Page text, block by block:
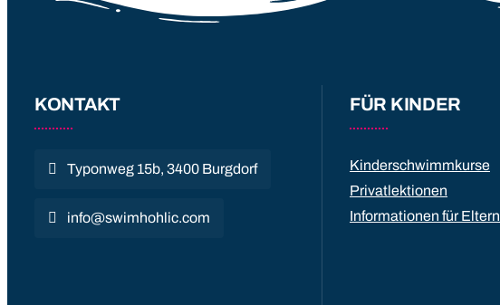
KONTAKT
Typonweg 15b, 3400 Burgdorf
info@swimhohlic.com
FÜR KINDER
Kinderschwimmkurse
Privatlektionen
Informationen für Eltern